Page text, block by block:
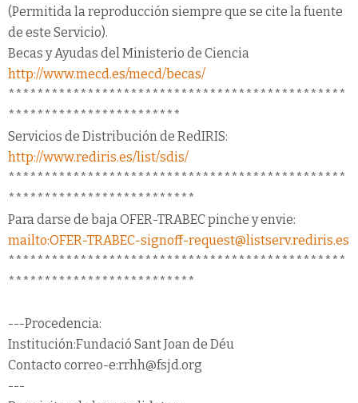
(Permitida la reproducción siempre que se cite la fuente
de este Servicio).
Becas y Ayudas del Ministerio de Ciencia
http://www.mecd.es/mecd/becas/
***********************************************
************************
Servicios de Distribución de RedIRIS:
http://www.rediris.es/list/sdis/
***********************************************
**************************
Para darse de baja OFER-TRABEC pinche y envie:
mailto:OFER-TRABEC-signoff-request@listserv.rediris.es
***********************************************
**************************
---Procedencia:
Institución:Fundació Sant Joan de Déu
Contacto correo-e:rrhh@fsjd.org
---